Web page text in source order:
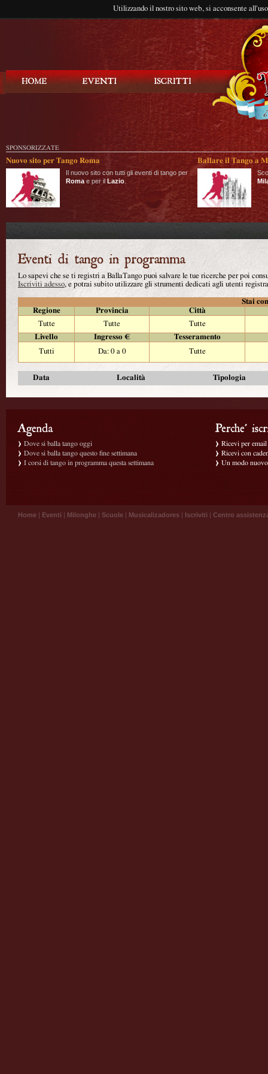
Utilizzando il nostro sito web, si acconsente
SPONSORIZZATE
Nuovo sito per Tango Roma
Il nuovo sito con tutti gli eventi di tango per
Roma e per il Lazio
Ballare il Tango a
Lo sapevi che se ti registri a BallaTango puoi salvare le tue ricerche per poi
Iscriviti adesso, e potrai subito utilizzare gli strumenti dedicati agli utenti
Stai
Regione
Provincia
Città
Tutte
Tutte
Tutte
Livello
Ingresso €
Tesseramento
Tutti
Da: 0 a 0 Tutte
Data Località Tipologia
Dove si balla tango oggi
Dove si balla tango questo fine settimana
I corsi di tango in programma questa settimana
Ricevi per
Ricevi con
Un modo
Home | Eventi | Milonghe | Scuole | Musicalizadores | Iscriviti | Centro